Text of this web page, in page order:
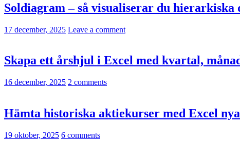
Soldiagram – så visualiserar du hierarkiska
17 december, 2025 Leave a comment
Skapa ett årshjul i Excel med kvartal,
16 december, 2025 2 comments
Hämta historiska aktiekurser med Excel
19 oktober, 2025 6 comments